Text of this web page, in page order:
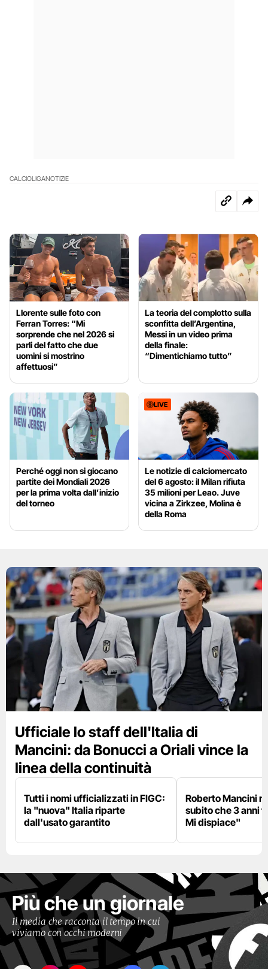
CALCIOLIGANOTIZIE
Llorente sulle foto con
Ferran Torres: “Mi
sorprende che nel 2026 si
parli del fatto che due
uomini si mostrino
affettuosi”
La teoria del complotto sulla
sconfitta dell’Argentina,
Messi in un video prima
della finale:
“Dimentichiamo tutto”
Perché oggi non si giocano
partite dei Mondiali 2026
per la prima volta dall’inizio
del torneo
LIVE
Le notizie di calciomercato
del 6 agosto: il Milan rifiuta
35 milioni per Leao. Juve
vicina a Zirkzee, Molina è
della Roma
Ufficiale lo staff dell'Italia di
Mancini: da Bonucci a Oriali vince la
linea della continuità
Tutti i nomi ufficializzati in FIGC:
la "nuova" Italia riparte
dall'usato garantito
Roberto Mancini
subito che 3 anni
Mi dispiace"
Più che un giornale
Il media che racconta il tempo in cui
viviamo con occhi moderni